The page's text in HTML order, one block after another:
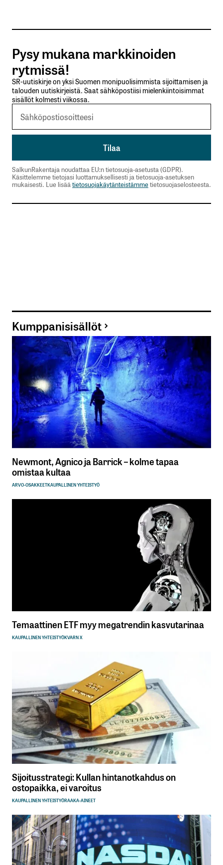
Tilaa SalkunRakentajan uutiskirje
Lähetä kommentti
Pysy mukana markkinoiden
rytmissä!
SR-uutiskirje on yksi Suomen monipuolisimmista sijoittamisen ja
talouden uutiskirjeistä. Saat sähköpostiisi mielenkiintoisimmat
sisällöt kolmesti viikossa.
SalkunRakentaja noudattaa EU:n tietosuoja-asetusta (GDPR).
Käsittelemme tietojasi luottamuksellisesti ja tietosuoja-asetuksen
mukaisesti. Lue lisää tietosuojakäytänteistämmetietosuojaselosteesta.
Kumppanisisällöt
Newmont, Agnico ja Barrick – kolme tapaa
omistaa kultaa
ARVO-OSAKKEETKAUPALLINEN YHTEISTYÖ
Temaattinen ETF myy megatrendin kasvutarinaa
KAUPALLINEN YHTEISTYÖKVARN X
Sijoitusstrategi: Kullan hintanotkahdus on
ostopaikka, ei varoitus
KAUPALLINEN YHTEISTYÖRAAKA-AINEET